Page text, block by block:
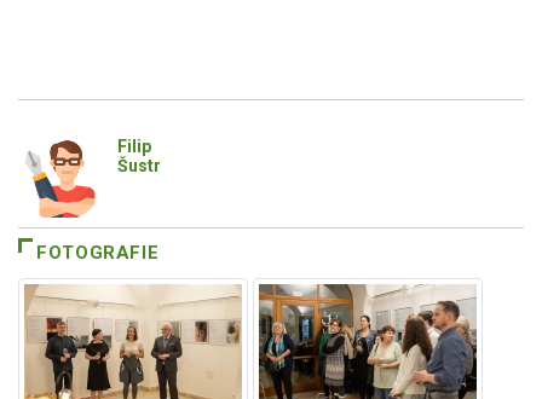
Filip
Šustr
FOTOGRAFIE